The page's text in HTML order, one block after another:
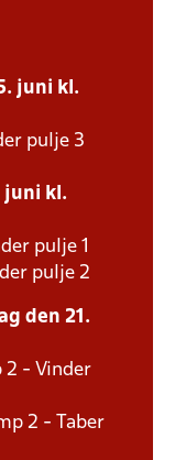
juni kl.
pulje 3
juni kl.
pulje 1
pulje 2
den 21.
2 - Vinder
2 - Taber